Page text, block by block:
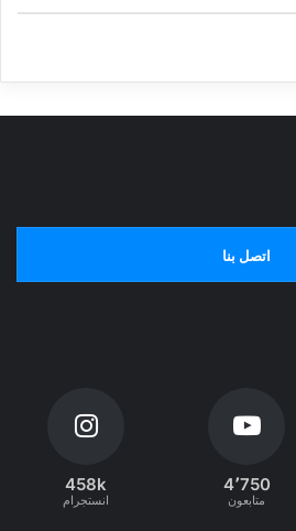
اتصل بنا
4٬750
متابعون
458k
انستجرام